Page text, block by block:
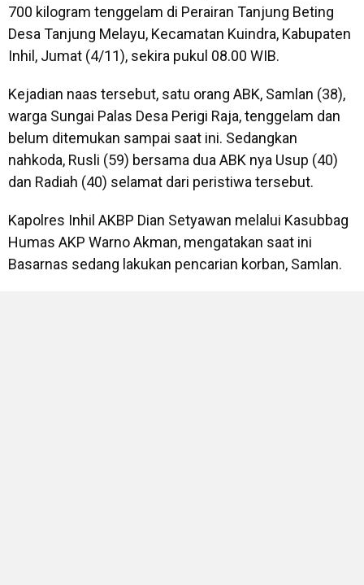
700 kilogram tenggelam di Perairan Tanjung Beting
Desa Tanjung Melayu, Kecamatan Kuindra, Kabupaten
Inhil, Jumat (4/11), sekira pukul 08.00 WIB.
Kejadian naas tersebut, satu orang ABK, Samlan (38),
warga Sungai Palas Desa Perigi Raja, tenggelam dan
belum ditemukan sampai saat ini. Sedangkan
nahkoda, Rusli (59) bersama dua ABK nya Usup (40)
dan Radiah (40) selamat dari peristiwa tersebut.
Kapolres Inhil AKBP Dian Setyawan melalui Kasubbag
Humas AKP Warno Akman, mengatakan saat ini
Basarnas sedang lakukan pencarian korban, Samlan.